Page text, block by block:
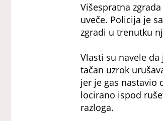
Višespratna
uveče. Policija je
zgradi u trenutku
Vlasti su navele
tačan uzrok
jer je gas nastavio
locirano ispod
razloga.